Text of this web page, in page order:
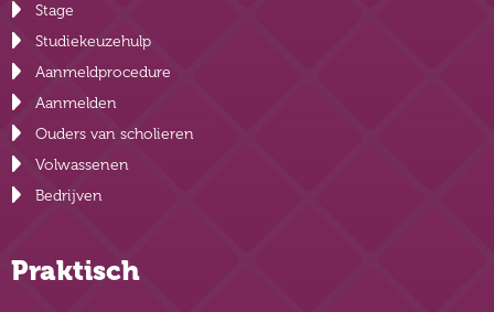
Stage
Studiekeuzehulp
Aanmeldprocedure
Aanmelden
Ouders van scholieren
Volwassenen
Bedrijven
Praktisch